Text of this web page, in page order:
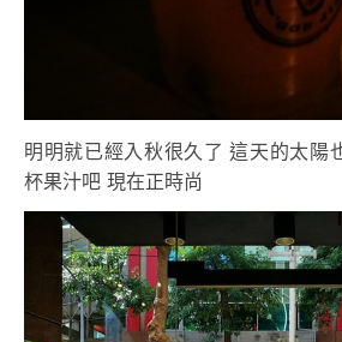
明明就已經入秋很久了 這天的太
杯果汁吧 現在正時尚